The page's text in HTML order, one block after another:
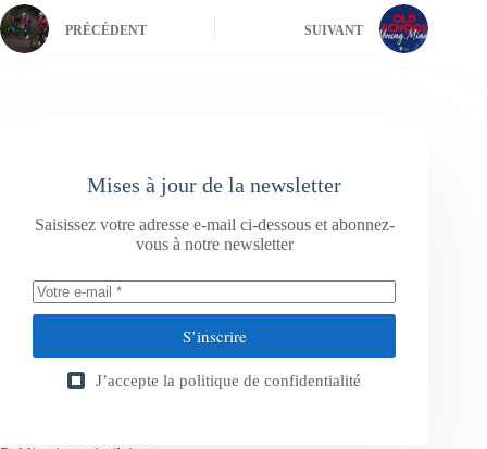
PRÉCÉDENT SUIVANT
Mises à jour de la newsletter
Saisissez votre adresse e-mail ci-dessous et abonnez-
vous à notre newsletter
S’inscrire
J’accepte la politique de confidentialité